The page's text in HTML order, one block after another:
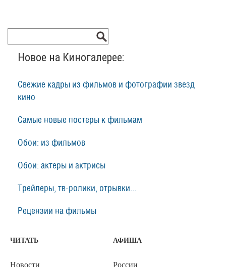
Новое на Киногалерее:
Свежие кадры из фильмов и фотографии звезд
кино
Самые новые постеры к фильмам
Обои: из фильмов
Обои: актеры и актрисы
Трейлеры, тв-ролики, отрывки...
Рецензии на фильмы
ЧИТАТЬ
Новости
АФИША
России